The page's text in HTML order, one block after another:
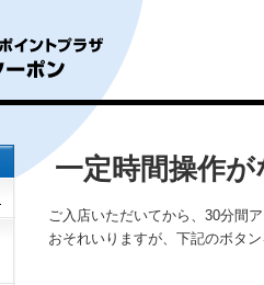
一定時間操作
ご入店いただいてから、30分間
おそれいりますが、下記のボタ